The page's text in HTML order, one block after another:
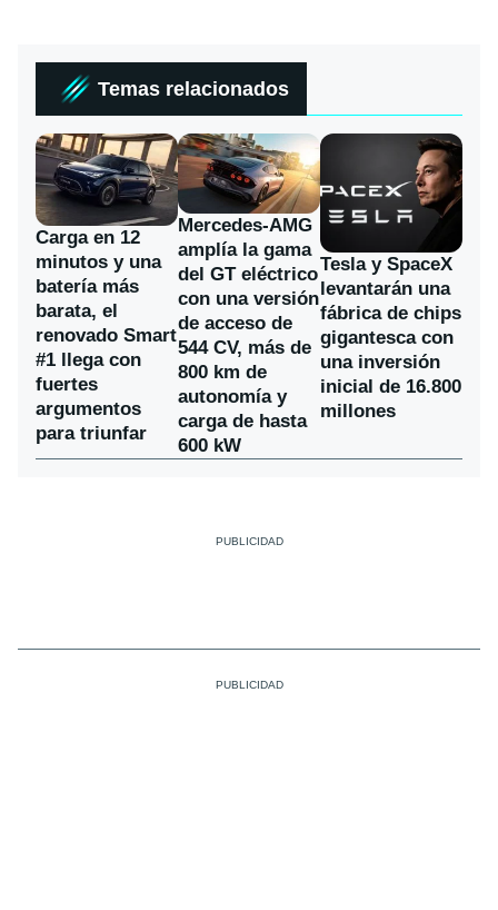
Temas relacionados
Carga en 12
minutos y una
batería más
barata, el
renovado Smart
#1 llega con
fuertes
argumentos
para triunfar
Mercedes-AMG
amplía la gama
del GT eléctrico
con una versión
de acceso de
544 CV, más de
800 km de
autonomía y
carga de hasta
600 kW
Tesla y SpaceX
levantarán una
fábrica de chips
gigantesca con
una inversión
inicial de 16.800
millones